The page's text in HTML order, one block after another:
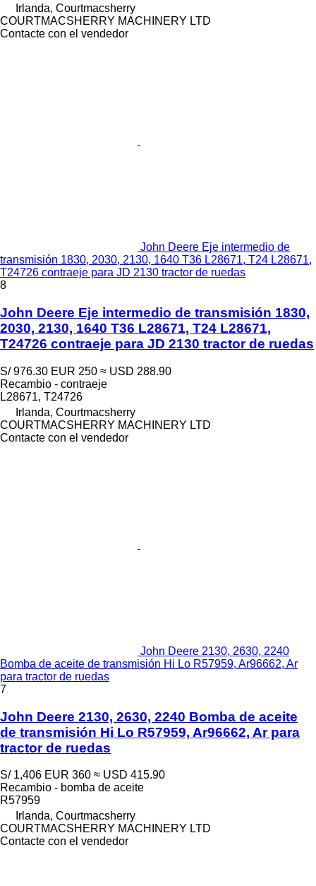
Irlanda, Courtmacsherry
COURTMACSHERRY MACHINERY LTD
Contacte con el vendedor
John Deere Eje intermedio de
transmisión 1830, 2030, 2130, 1640 T36 L28671, T24 L28671,
T24726 contraeje para JD 2130 tractor de ruedas
8
John Deere Eje intermedio de transmisión 1830,
2030, 2130, 1640 T36 L28671, T24 L28671,
T24726 contraeje para JD 2130 tractor de ruedas
S/ 976.30 EUR 250 ≈ USD 288.90
Recambio - contraeje
L28671, T24726
Irlanda, Courtmacsherry
COURTMACSHERRY MACHINERY LTD
Contacte con el vendedor
John Deere 2130, 2630, 2240
Bomba de aceite de transmisión Hi Lo R57959, Ar96662, Ar
para tractor de ruedas
7
John Deere 2130, 2630, 2240 Bomba de aceite
de transmisión Hi Lo R57959, Ar96662, Ar para
tractor de ruedas
S/ 1,406 EUR 360 ≈ USD 415.90
Recambio - bomba de aceite
R57959
Irlanda, Courtmacsherry
COURTMACSHERRY MACHINERY LTD
Contacte con el vendedor